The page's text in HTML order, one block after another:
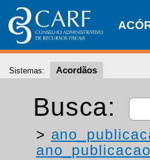
Sistemas: Acordãos
Busca:
>